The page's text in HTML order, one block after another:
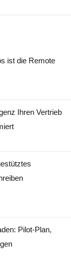
ist die Remote
Ihren Vertrieb
Pilot‑Plan,